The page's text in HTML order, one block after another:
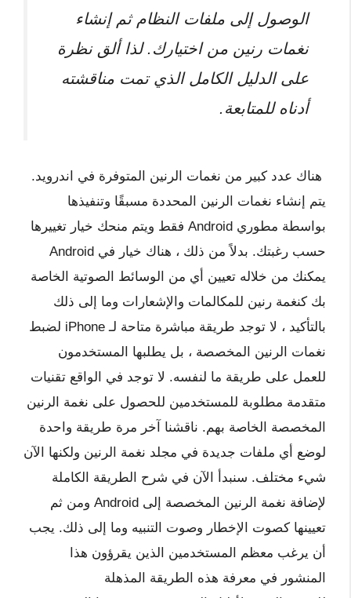
الوصول إلى ملفات النظام ثم إنشاء
نغمات رنين من اختيارك. لذا ألق نظرة
على الدليل الكامل الذي تمت مناقشته
أدناه للمتابعة.
هناك عدد كبير من نغمات الرنين المتوفرة في اندرويد.
يتم إنشاء نغمات الرنين المحددة مسبقًا وتنفيذها
بواسطة مطوري Android فقط ويتم منحك خيار تغييرها
حسب رغبتك. بدلاً من ذلك ، هناك خيار في Android
يمكنك من خلاله تعيين أي من الوسائط الصوتية الخاصة
بك كنغمة رنين للمكالمات والإشعارات وما إلى ذلك
بالتأكيد ، لا توجد طريقة مباشرة متاحة لـ iPhone لضبط
نغمات الرنين المخصصة ، بل يطلبها المستخدمون
للعمل على طريقة ما لنفسه. لا توجد في الواقع تقنيات
متقدمة مطلوبة للمستخدمين للحصول على نغمة الرنين
المخصصة الخاصة بهم. ناقشنا آخر مرة طريقة واحدة
لوضع أي ملفات جديدة في مجلد نغمة الرنين ولكنها الآن
شيء مختلف. سنبدأ الآن في شرح الطريقة الكاملة
لإضافة نغمة الرنين المخصصة إلى Android ومن ثم
تعيينها كصوت الإخطار وصوت التنبيه وما إلى ذلك. يجب
أن يرغب معظم المستخدمين الذين يقرؤون هذا
المنشور في معرفة هذه الطريقة المذهلة